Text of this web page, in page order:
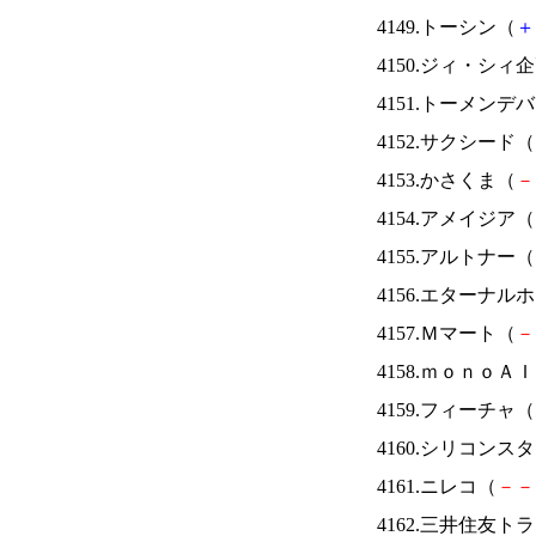
4149.トーシン（ ＋
4150.ジィ・シィ
4151.トーメンデ
4152.サクシード（
4153.かさくま（ －
4154.アメイジア（
4155.アルトナー（
4156.エターナル
4157.Ｍマート（ －
4158.ｍｏｎｏＡ
4159.フィーチャ（
4160.シリコンス
4161.ニレコ（ － －
4162.三井住友ト